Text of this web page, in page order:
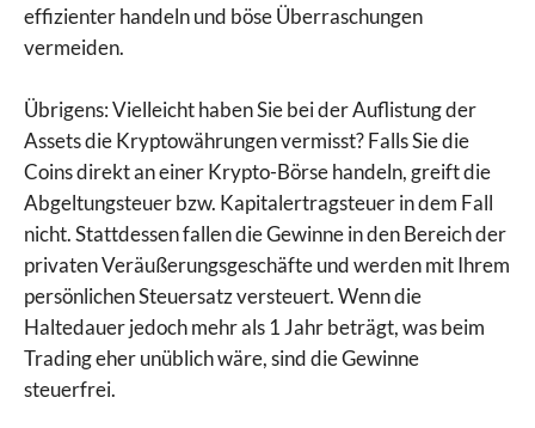
effizienter handeln und böse Überraschungen
vermeiden.
Übrigens: Vielleicht haben Sie bei der Auflistung der
Assets die Kryptowährungen vermisst? Falls Sie die
Coins direkt an einer Krypto-Börse handeln, greift die
Abgeltungsteuer bzw. Kapitalertragsteuer in dem Fall
nicht. Stattdessen fallen die Gewinne in den Bereich der
privaten Veräußerungsgeschäfte und werden mit Ihrem
persönlichen Steuersatz versteuert. Wenn die
Haltedauer jedoch mehr als 1 Jahr beträgt, was beim
Trading eher unüblich wäre, sind die Gewinne
steuerfrei.